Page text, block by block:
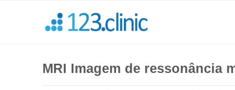
MRI Imagem de ressonância